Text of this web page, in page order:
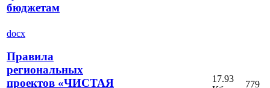
бюджетам
docx
Правила
региональных
проектов «ЧИСТАЯ
17.93
779